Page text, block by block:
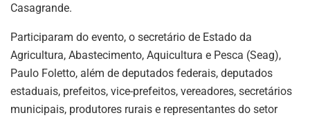
Casagrande.
Participaram do evento, o secretário de Estado da
Agricultura, Abastecimento, Aquicultura e Pesca (Seag),
Paulo Foletto, além de deputados federais, deputados
estaduais, prefeitos, vice-prefeitos, vereadores, secretários
municipais, produtores rurais e representantes do setor